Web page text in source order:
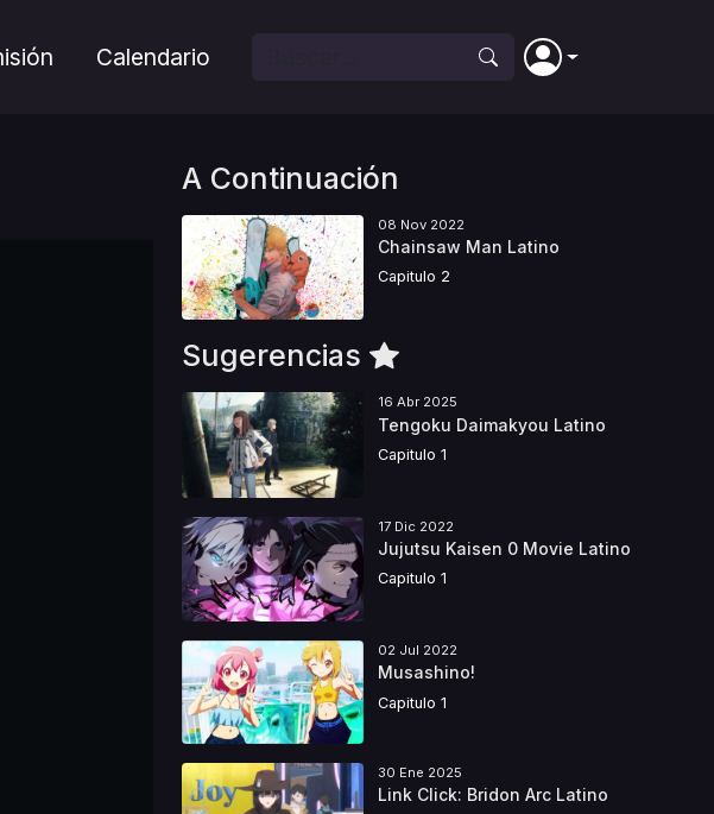
Calendario
A Continuación
08 Nov 2022
Chainsaw Man Latino
Capitulo 2
Sugerencias
16 Abr 2025
Tengoku Daimakyou Latino
Capitulo 1
17 Dic 2022
Jujutsu Kaisen 0 Movie Latino
Capitulo 1
02 Jul 2022
Musashino!
Capitulo 1
30 Ene 2025
Link Click: Bridon Arc Latino